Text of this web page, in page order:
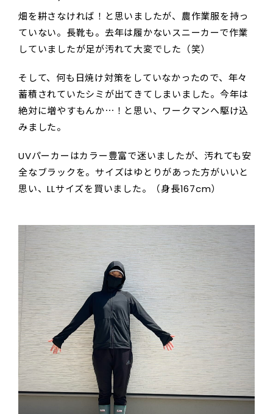
畑を耕さなければ！と思いましたが、農作業服を持っ
ていない。長靴も。去年は履かないスニーカーで作業
していましたが足が汚れて大変でした（笑）
そして、何も日焼け対策をしていなかったので、年々
蓄積されていたシミが出てきてしまいました。今年は
絶対に増やすもんか⋯！と思い、ワークマンへ駆け込
みました。
UVパーカーはカラー豊富で迷いましたが、汚れても安
全なブラックを。サイズはゆとりがあった方がいいと
思い、LLサイズを買いました。（身長167cm）